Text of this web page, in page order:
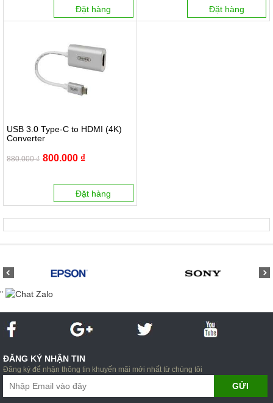
Đặt hàng Đặt hàng
USB 3.0 Type-C to HDMI (4K)
Converter
880.000 ₫ 800.000 ₫
Đặt hàng
"
ĐĂNG KÝ NHẬN TIN
Đăng ký để nhận thông tin khuyến mãi mới nhất từ chúng tôi